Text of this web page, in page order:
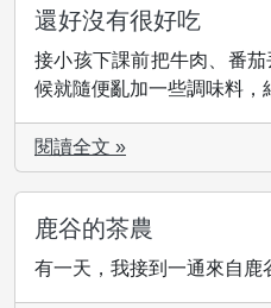
還好沒有很好吃
接小孩下課前把牛肉、番
候就隨便亂加一些調味料，
閱讀全文 »
鹿谷的茶農
有一天，我接到一通來自鹿